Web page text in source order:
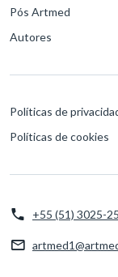
Pós Artmed
Autores
Políticas de
Políticas de cookies
+55 (51) 3025-